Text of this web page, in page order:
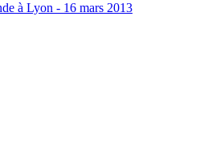
à Lyon - 16 mars 2013